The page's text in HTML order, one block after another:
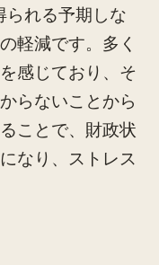
られる予期しな
軽減です。多く
感じており、そ
らないことから
ことで、財政状
なり、ストレス